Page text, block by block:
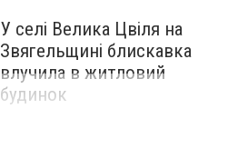
У селі Велика Цвіля на
Звягельщині блискавка
влучила в житловий
будинок